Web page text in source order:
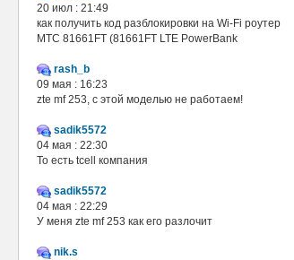
20 июл : 21:49
как получить код разблокировки на Wi-Fi роутер
МТС 81661FT (81661FT LTE PowerBank
rash_b
09 мая : 16:23
zte mf 253, с этой моделью не работаем!
sadik5572
04 мая : 22:30
То есть tcell компания
sadik5572
04 мая : 22:29
У меня zte mf 253 как его разлочит
nik.s